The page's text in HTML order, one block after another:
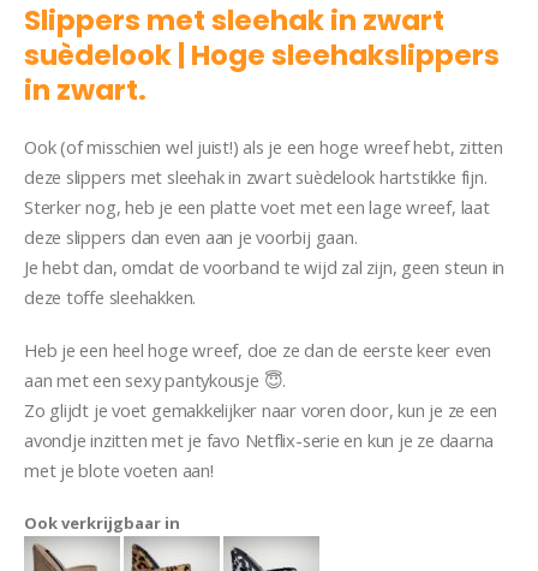
Slippers met sleehak in zwart
suèdelook | Hoge sleehakslippers
in zwart.
Ook (of misschien wel juist!) als je een hoge wreef hebt, zitten
deze slippers met sleehak in zwart suèdelook hartstikke fijn.
Sterker nog, heb je een platte voet met een lage wreef, laat
deze slippers dan even aan je voorbij gaan.
Je hebt dan, omdat de voorband te wijd zal zijn, geen steun in
deze toffe sleehakken.
Heb je een heel hoge wreef, doe ze dan de eerste keer even
aan met een sexy pantykousje 😇.
Zo glijdt je voet gemakkelijker naar voren door, kun je ze een
avondje inzitten met je favo Netflix-serie en kun je ze daarna
met je blote voeten aan!
Ook verkrijgbaar in